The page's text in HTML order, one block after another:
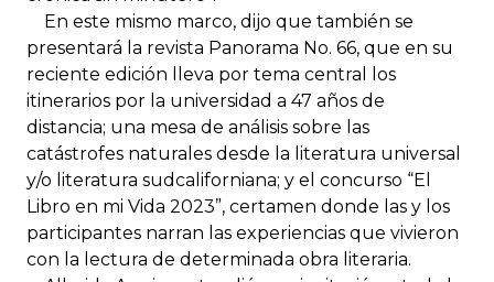
En este mismo marco, dijo que también se
presentará la revista Panorama No. 66, que en su
reciente edición lleva por tema central los
itinerarios por la universidad a 47 años de
distancia; una mesa de análisis sobre las
catástrofes naturales desde la literatura universal
y/o literatura sudcaliforniana; y el concurso “El
Libro en mi Vida 2023”, certamen donde las y los
participantes narran las experiencias que vivieron
con la lectura de determinada obra literaria.